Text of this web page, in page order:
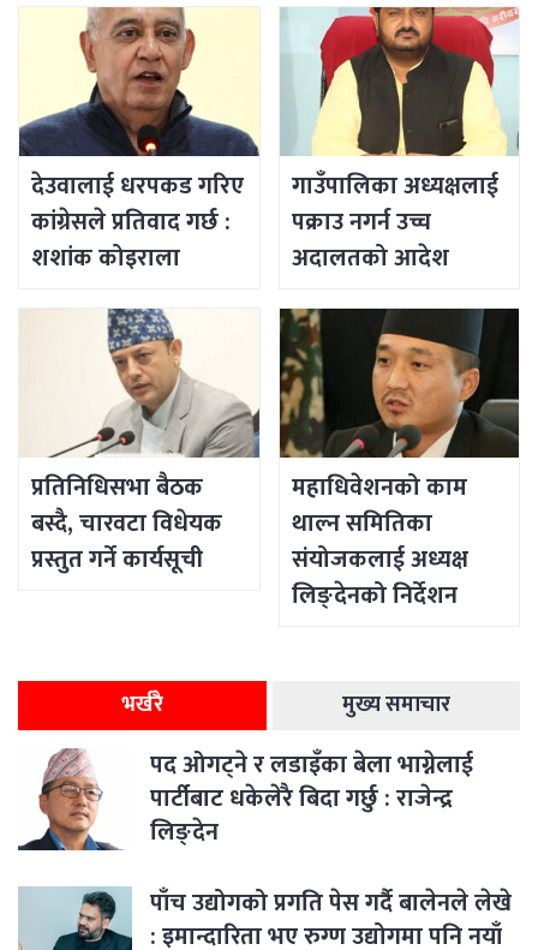
देउवालाई धरपकड गरिए
कांग्रेसले प्रतिवाद गर्छ :
शशांक कोइराला
गाउँपालिका अध्यक्षलाई
पक्राउ नगर्न उच्च
अदालतको आदेश
प्रतिनिधिसभा बैठक
बस्दै, चारवटा विधेयक
प्रस्तुत गर्ने कार्यसूची
महाधिवेशनको काम
थाल्न समितिका
संयोजकलाई अध्यक्ष
लिङ्देनको निर्देशन
भर्खरै मुख्य समाचार
पद ओगट्ने र लडाइँका बेला भाग्नेलाई
पार्टीबाट धकेलेरै बिदा गर्छु : राजेन्द्र
लिङ्देन
पाँच उद्योगको प्रगति पेस गर्दै बालेनले लेखे
: इमान्दारिता भए रुग्ण उद्योगमा पनि नयाँ